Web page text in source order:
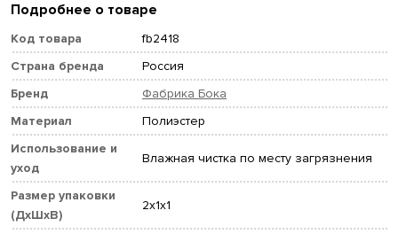
Подробнее о товаре
Код товара
fb2418
Страна бренда
Россия
Бренд
Фабрика Бока
Материал
Полиэстер
Использование и
уход
Влажная чистка по месту загрязнения
Размер упаковки
(ДхШхВ)
2x1x1